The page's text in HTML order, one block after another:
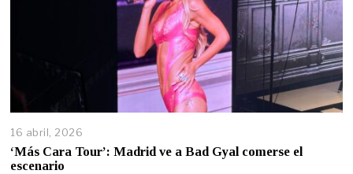
16 abril, 2026
‘Más Cara Tour’: Madrid ve a Bad Gyal comerse el
escenario